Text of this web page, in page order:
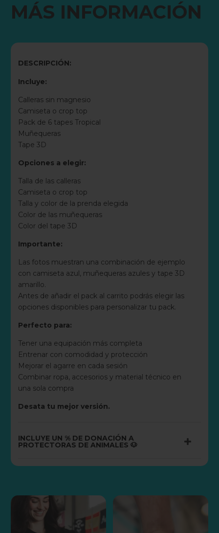
MÁS INFORMACIÓN
DESCRIPCIÓN:
Incluye:
Calleras sin magnesio
Camiseta o crop top
Pack de 6 tapes Tropical
Muñequeras
Tape 3D
Opciones a elegir:
Talla de las calleras
Camiseta o crop top
Talla y color de la prenda elegida
Color de las muñequeras
Color del tape 3D
Importante:
Las fotos muestran una combinación de ejemplo
con camiseta azul, muñequeras azules y tape 3D
amarillo.
Antes de añadir el pack al carrito podrás elegir las
opciones disponibles para personalizar tu pack.
Perfecto para:
Tener una equipación más completa
Entrenar con comodidad y protección
Mejorar el agarre en cada sesión
Combinar ropa, accesorios y material técnico en
una sola compra
Desata tu mejor versión.
INCLUYE UN % DE DONACIÓN A
PROTECTORAS DE ANIMALES 🐶